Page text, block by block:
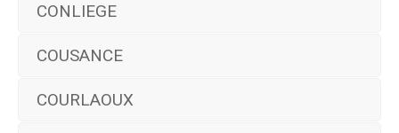
CONLIEGE
COUSANCE
COURLAOUX